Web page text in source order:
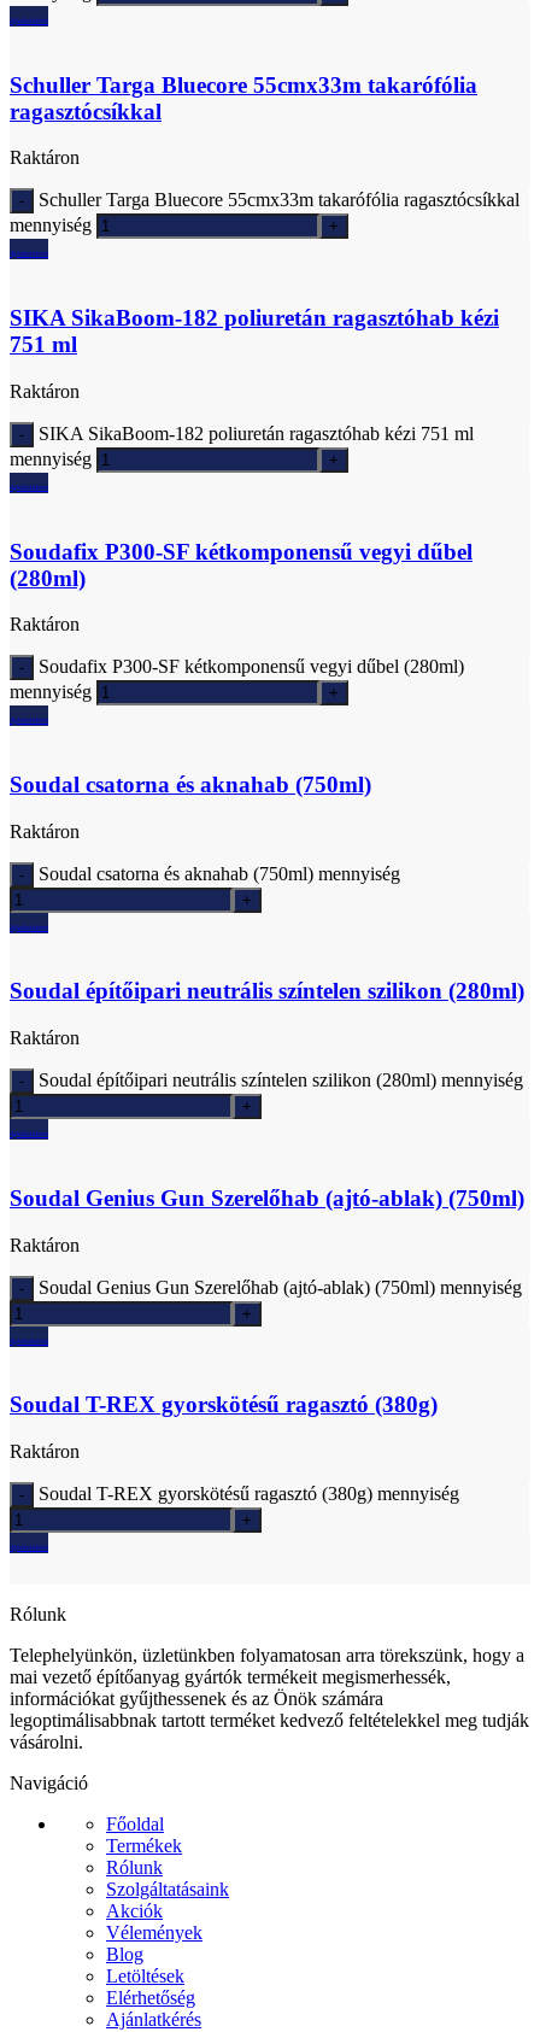
Ajánlatkérés
Schuller Targa Bluecore 55cmx33m takarófólia
ragasztócsíkkal
Raktáron
Schuller Targa Bluecore 55cmx33m takarófólia ragasztócsíkkal
mennyiség
Ajánlatkérés
SIKA SikaBoom-182 poliuretán ragasztóhab kézi
751 ml
Raktáron
SIKA SikaBoom-182 poliuretán ragasztóhab kézi 751 ml
mennyiség
Ajánlatkérés
Soudafix P300-SF kétkomponensű vegyi dűbel
(280ml)
Raktáron
Soudafix P300-SF kétkomponensű vegyi dűbel (280ml)
mennyiség
Ajánlatkérés
Soudal csatorna és aknahab (750ml)
Raktáron
Soudal csatorna és aknahab (750ml) mennyiség
Ajánlatkérés
Soudal építőipari neutrális színtelen szilikon (280ml)
Raktáron
Soudal építőipari neutrális színtelen szilikon (280ml) mennyiség
Ajánlatkérés
Soudal Genius Gun Szerelőhab (ajtó-ablak) (750ml)
Raktáron
Soudal Genius Gun Szerelőhab (ajtó-ablak) (750ml) mennyiség
Ajánlatkérés
Soudal T-REX gyorskötésű ragasztó (380g)
Raktáron
Soudal T-REX gyorskötésű ragasztó (380g) mennyiség
Ajánlatkérés
Rólunk
Telephelyünkön, üzletünkben folyamatosan arra törekszünk, hogy a
mai vezető építőanyag gyártók termékeit megismerhessék,
információkat gyűjthessenek és az Önök számára
legoptimálisabbnak tartott terméket kedvező feltételekkel meg tudják
vásárolni.
Navigáció
Főoldal
Termékek
Rólunk
Szolgáltatásaink
Akciók
Vélemények
Blog
Letöltések
Elérhetőség
Ajánlatkérés